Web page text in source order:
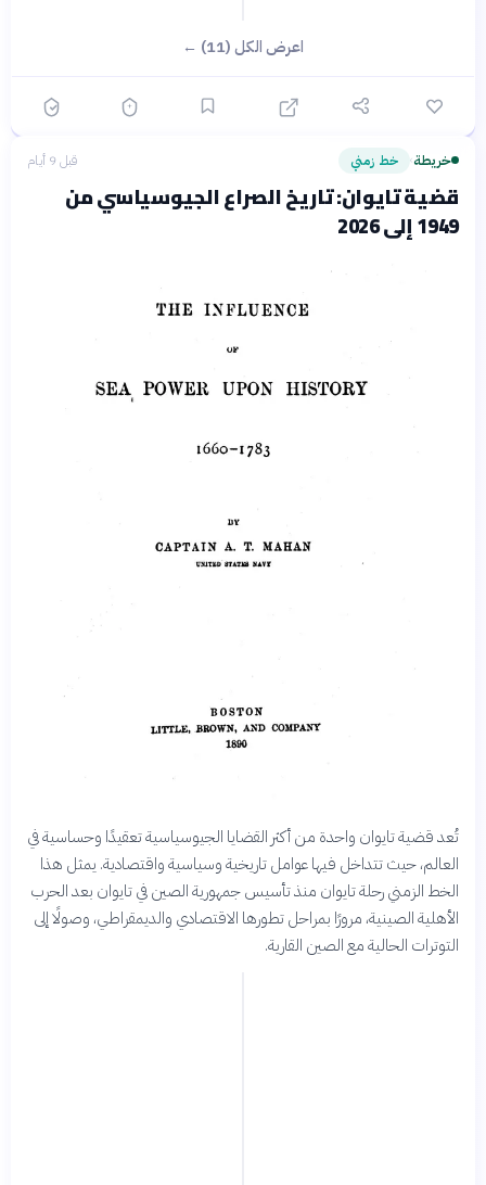
اعرض الكل (11) ←
خريطة› خط زمني قبل 9 أيام
قضية تايوان: تاريخ الصراع الجيوسياسي من
1949 إلى 2026
تُعد قضية تايوان واحدة من أكثر القضايا الجيوسياسية تعقيدًا وحساسية في
العالم، حيث تتداخل فيها عوامل تاريخية وسياسية واقتصادية. يمثل هذا
الخط الزمني رحلة تايوان منذ تأسيس جمهورية الصين في تايوان بعد الحرب
الأهلية الصينية، مرورًا بمراحل تطورها الاقتصادي والديمقراطي، وصولًا إلى
التوترات الحالية مع الصين القارية.